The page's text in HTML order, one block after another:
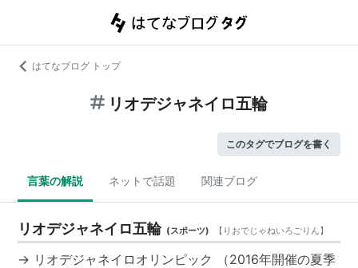
はてなブログ トップ
リオデジャネイロ五輪
このタグでブログを書く
言葉の解説 ネットで話題 関連ブログ
リオデジャネイロ五輪 (スポーツ) 【 りおでじゃねいろごりん】
→ リオデジャネイロオリンピック
（2016年開催の夏季